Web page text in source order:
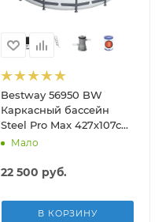
Bestway 56950 BW
Каркасный бассейн
Steel Pro Max 427х107см,
13030л, фил.-насос
Мало
22 500 руб.
В КОРЗИНУ